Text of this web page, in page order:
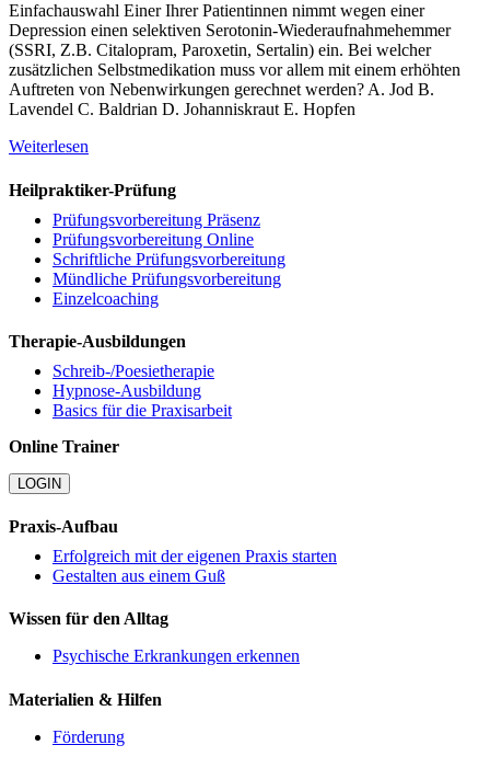
Einfachauswahl Einer Ihrer Patientinnen nimmt wegen einer
Depression einen selektiven Serotonin-Wiederaufnahmehemmer
(SSRI, Z.B. Citalopram, Paroxetin, Sertalin) ein. Bei welcher
zusätzlichen Selbstmedikation muss vor allem mit einem erhöhten
Auftreten von Nebenwirkungen gerechnet werden? A. Jod B.
Lavendel C. Baldrian D. Johanniskraut E. Hopfen
Weiterlesen
Heilpraktiker-Prüfung
Prüfungsvorbereitung Präsenz
Prüfungsvorbereitung Online
Schriftliche Prüfungsvorbereitung
Mündliche Prüfungsvorbereitung
Einzelcoaching
Therapie-Ausbildungen
Schreib-/Poesietherapie
Hypnose-Ausbildung
Basics für die Praxisarbeit
Online Trainer
LOGIN
Praxis-Aufbau
Erfolgreich mit der eigenen Praxis starten
Gestalten aus einem Guß
Wissen für den Alltag
Psychische Erkrankungen erkennen
Materialien & Hilfen
Förderung